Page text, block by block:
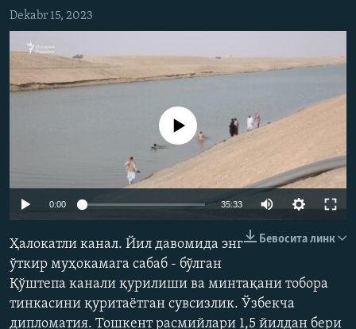
ИЖТИМОИЙ ТАРМОҚЛАР
Озодлик бошқа тилларда
Dekabr 15, 2023
240p 480p
Айни дамда медиа-манба мавжуд эмас
0:00 35:33
480p
Бевосита линк
Ҳалокатли канал. Йил давомида энг
ўткир муҳокамага сабаб - бўлган
Қўштепа канали қурилиши ва минтақани тобора
тинкасини қуритаётган сувсизлик. Ўзбекча
дипломатия. Тошкент расмийлари 1,5 йилдан бери